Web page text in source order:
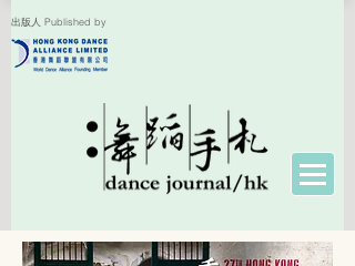
出版人 Published by